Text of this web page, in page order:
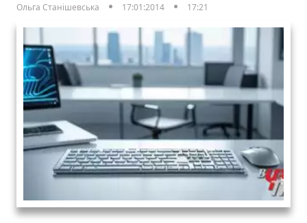
Ольга Станішевська 17:01:2014 17:21